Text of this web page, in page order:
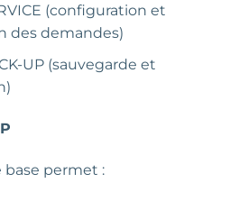
(configuration et
des demandes)
UP (sauvegarde et
base permet :